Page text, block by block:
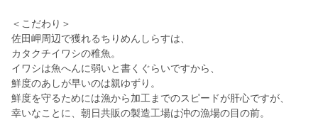
＜こだわり＞
佐田岬周辺で獲れるちりめんしらすは、
カタクチイワシの稚魚。
イワシは魚へんに弱いと書くぐらいですから、
鮮度のあしが早いのは親ゆずり。
鮮度を守るためには漁から加工までのスピードが肝心ですが、
幸いなことに、朝日共販の製造工場は沖の漁場の目の前。